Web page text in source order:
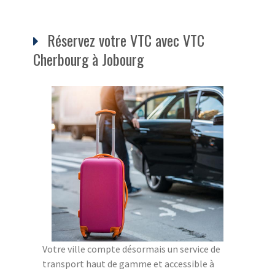
Réservez votre VTC avec VTC
Cherbourg à Jobourg
Votre ville compte désormais un service de
transport haut de gamme et accessible à